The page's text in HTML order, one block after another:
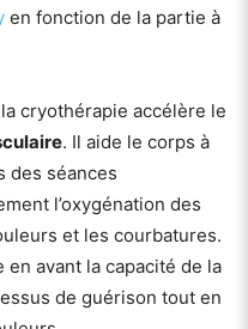
en fonction de la partie à
cryothérapie accélère le
. Il aide le corps à
des séances
l’oxygénation des
et les courbatures.
avant la capacité de la
de guérison tout en